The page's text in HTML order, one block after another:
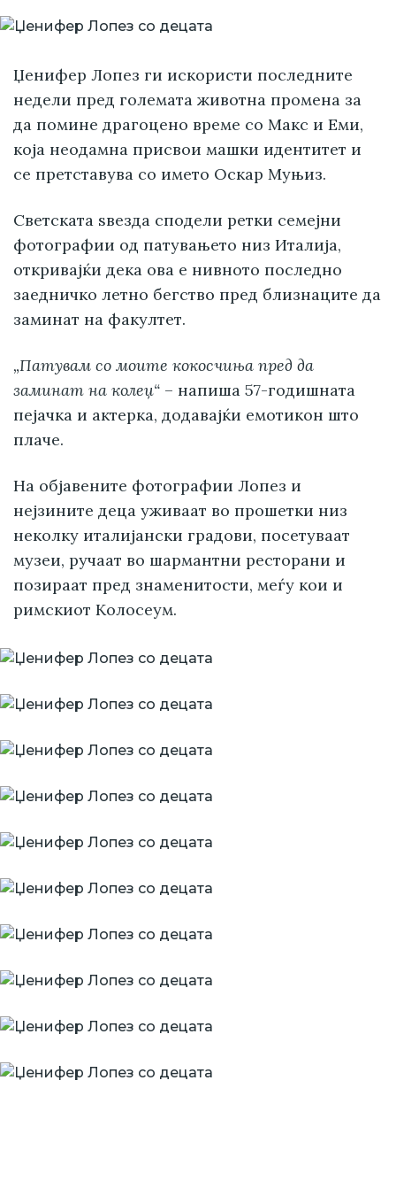
Џенифер Лопез ги искористи последните
недели пред големата животна промена за
да помине драгоцено време со Макс и Еми,
која неодамна присвои машки идентитет и
се претставува со името Оскар Муњиз.
Светската ѕвезда сподели ретки семејни
фотографии од патувањето низ Италија,
откривајќи дека ова е нивното последно
заедничко летно бегство пред близнаците да
заминат на факултет.
„Патувам со моите кокосчиња пред да
заминат на колеџ“ – напиша 57-годишната
пејачка и актерка, додавајќи емотикон што
плаче.
На објавените фотографии Лопез и
нејзините деца уживаат во прошетки низ
неколку италијански градови, посетуваат
музеи, ручаат во шармантни ресторани и
позираат пред знаменитости, меѓу кои и
римскиот Колосеум.